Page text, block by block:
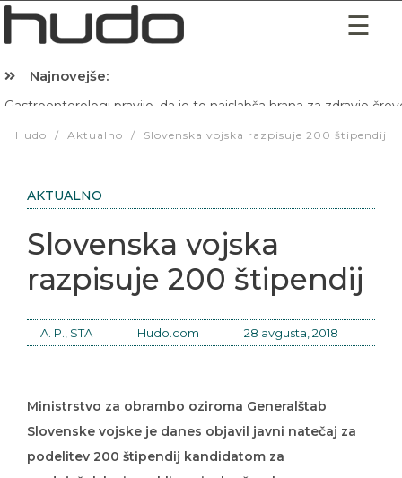
Najnovejše:
Slovenska vojska
razpisuje 200 štipendij
A. P., STA Hudo.com 28 avgusta, 2018
podelitev 200 štipendij kandidatom za
srednješolske in poklicne izobraževalne programe